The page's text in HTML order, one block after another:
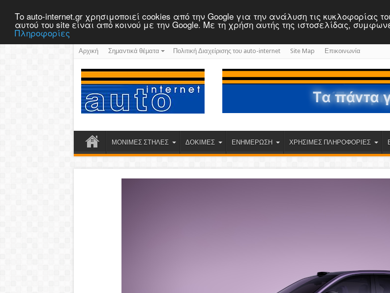
Το auto-internet.gr χρησιμοποιεί cookies από την Google για την ανάλυση τις κυκλοφορίας
αυτού του site είναι από κοινού με την Google. Με τη χρήση αυτής της ιστοσελίδας,
Πληροφορίες
Αρχική Σημαντικά θέματα Πολιτική Διαχείρισης του auto-internet Site Map Επικοινωνία
ΜΟΝΙΜΕΣ ΣΤΗΛΕΣ ΔΟΚΙΜΕΣ ΕΝΗΜΕΡΩΣΗ ΧΡΗΣΙΜΕΣ ΠΛΗΡΟΦΟΡΙΕΣ